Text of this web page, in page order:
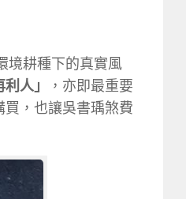
境耕種下的真實風
利人」
，亦即最重要
，也讓吳書瑀煞費